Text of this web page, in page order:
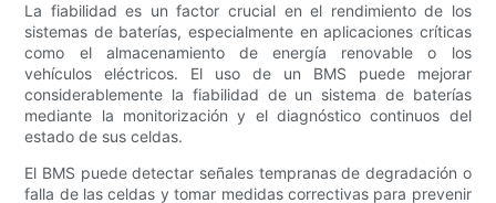
La fiabilidad es un factor crucial en el rendimiento de los
sistemas de baterías, especialmente en aplicaciones críticas
como el almacenamiento de energía renovable o los
vehículos eléctricos. El uso de un BMS puede mejorar
considerablemente la fiabilidad de un sistema de baterías
mediante la monitorización y el diagnóstico continuos del
estado de sus celdas.
El BMS puede detectar señales tempranas de degradación o
falla de las celdas y tomar medidas correctivas para prevenir